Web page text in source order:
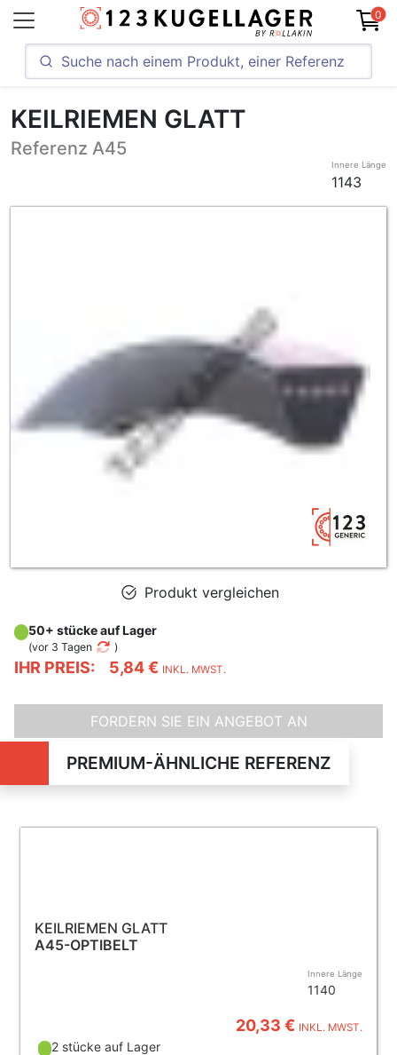
0
KEILRIEMEN GLATT
Referenz A45
Innere Länge
1143
Produkt vergleichen
IHR PREIS: 5,84 € INKL. MWST.
50+ stücke auf Lager
(vor 3 Tagen )
FORDERN SIE EIN ANGEBOT AN
PREMIUM-ÄHNLICHE REFERENZ
KEILRIEMEN GLATT
A45-OPTIBELT
Innere Länge
1140
20,33 € INKL. MWST.
2 stücke auf Lager